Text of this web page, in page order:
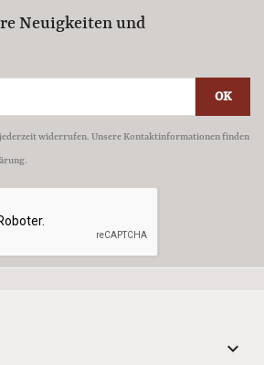
Neuigkeiten und
widerrufen. Unsere Kontaktinformationen finden
